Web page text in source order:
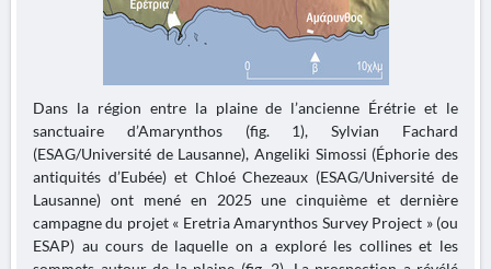
Dans la région entre la plaine de l’ancienne Érétrie et le
sanctuaire d’Amarynthos (fig. 1), Sylvian Fachard
(ESAG/Université de Lausanne), Angeliki Simossi (Éphorie des
antiquités d’Eubée) et Chloé Chezeaux (ESAG/Université de
Lausanne) ont mené en 2025 une cinquième et dernière
campagne du projet « Eretria Amarynthos Survey Project » (ou
ESAP) au cours de laquelle on a exploré les collines et les